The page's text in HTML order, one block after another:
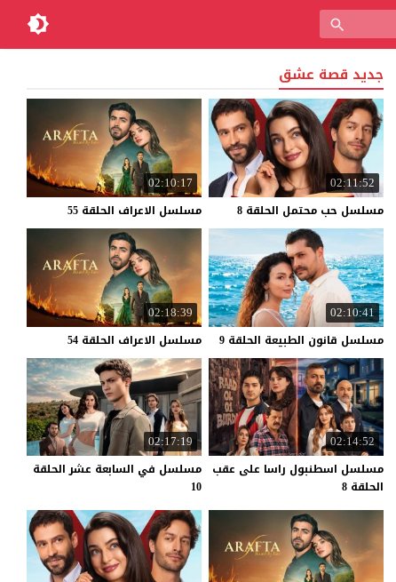
جديد قصة عشق
02:11:52
مسلسل حب محتمل الحلقة 8
02:10:17
مسلسل الاعراف الحلقة 55
02:10:41
مسلسل قانون الطبيعة الحلقة 9
02:18:39
مسلسل الاعراف الحلقة 54
02:14:52
مسلسل اسطنبول راسا على عقب
الحلقة 8
02:17:19
مسلسل في السابعة عشر الحلقة
10